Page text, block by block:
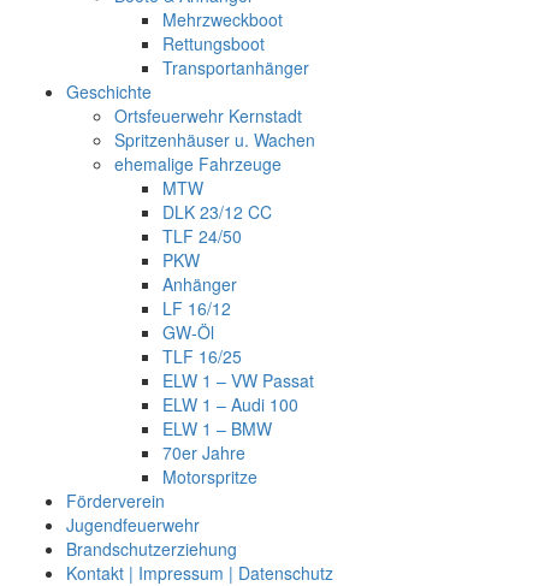
Mehrzweckboot
Rettungsboot
Transportanhänger
Geschichte
Ortsfeuerwehr Kernstadt
Spritzenhäuser u. Wachen
ehemalige Fahrzeuge
MTW
DLK 23/12 CC
TLF 24/50
PKW
Anhänger
LF 16/12
GW-Öl
TLF 16/25
ELW 1 – VW Passat
ELW 1 – Audi 100
ELW 1 – BMW
70er Jahre
Motorspritze
Förderverein
Jugendfeuerwehr
Brandschutzerziehung
Kontakt | Impressum | Datenschutz